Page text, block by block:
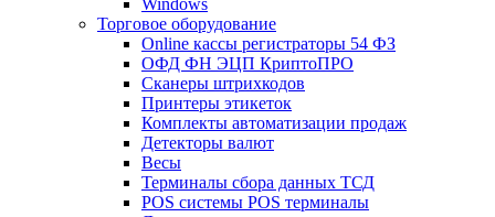
Windows
Торговое оборудование
Online кассы регистраторы 54 ФЗ
ОФД ФН ЭЦП КриптоПРО
Сканеры штрихкодов
Принтеры этикеток
Комплекты автоматизации продаж
Детекторы валют
Весы
Терминалы сбора данных ТСД
POS системы POS терминалы